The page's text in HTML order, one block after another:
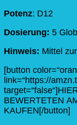
Potenz: D12
Dosierung: 5
Hinweis: Mittel
[button
link=“https://
BEWERTETEN
KAUFEN[/button]